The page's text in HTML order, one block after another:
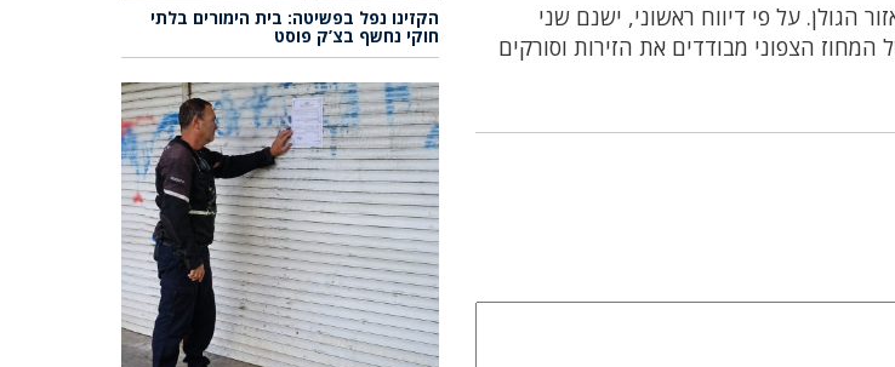
הגולן. על פי דיווח ראשוני, ישנם שני
הצפוני מבודדים את הזירות וסורקים
הקזינו נפל בפשיטה: בית הימורים בלתי
חוקי נחשף בצ’ק פוסט